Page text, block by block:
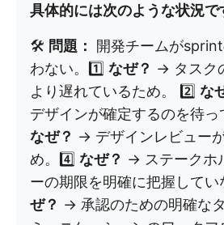
具体的には次のような状況で
🛠️ 問題：
開発チームが
わない。1️⃣ なぜ？ → タスク
より遅れているため。 2️⃣ な
デザインが確定するのを待っ
なぜ？ → デザインレビュー
め。4️⃣ なぜ？ → ステークホ
ーの期限を明確に把握してい
ぜ？ → 承認のための明確な